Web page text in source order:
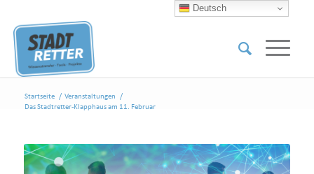
Startseite / Veranstaltungen
/
Das Stadtretter-Klapphaus am 11. Februar
Deutsch